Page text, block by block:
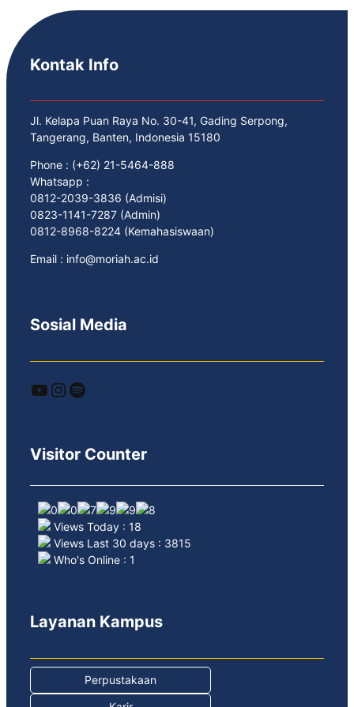
Kontak Info
Jl. Kelapa Puan Raya No. 30-41, Gading Serpong,
Tangerang, Banten, Indonesia 15180
Phone : (+62) 21-5464-888
Whatsapp :
0812-2039-3836 (Admisi)
0823-1141-7287 (Admin)
0812-8968-8224 (Kemahasiswaan)
Email : info@moriah.ac.id
Sosial Media
YouTube Instagram Spotify
Visitor Counter
Views Today : 18
Views Last 30 days : 3815
Who's Online : 1
Layanan Kampus
Perpustakaan